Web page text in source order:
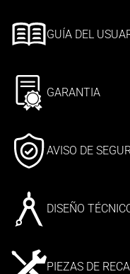
GUÍA DEL
GARANTIA
AVISO DE
DISEÑO
PIEZAS DE